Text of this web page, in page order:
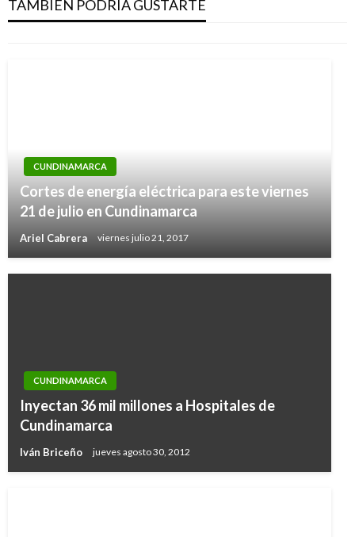
TAMBIÉN PODRÍA GUSTARTE
Iván Briceño jueves octubre 18, 2018
CUNDINAMARCA
Cortes de energía eléctrica para este viernes
21 de julio en Cundinamarca
Ariel Cabrera viernes julio 21, 2017
CUNDINAMARCA
Inyectan 36 mil millones a Hospitales de
Cundinamarca
Iván Briceño jueves agosto 30, 2012